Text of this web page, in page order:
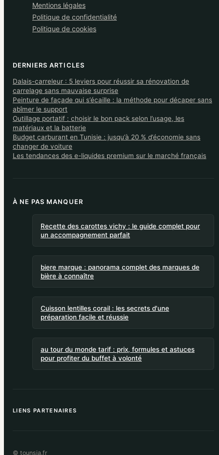
Mentions légales
Politique de confidentialité
Politique de cookies
DERNIERS ARTICLES
Dalais-carreleur : 5 leviers pour réussir sa rénovation de
carrelage sans mauvaise surprise
Peinture de façade qui s’écaille : la méthode pour décaper sans
abîmer le support
Outillage portatif : choisir le bon pack selon l’usage, les
matériaux et la batterie
Budget carburant en Tunisie : jusqu’à 20 % d’économie sans
changer de voiture
Les tendances des e-liquides premium sur le marché français
À NE PAS MANQUER
Recette des carottes vichy : le guide complet pour
un accompagnement parfait
biere marque : panorama complet des marques de
bière à connaître
Cuisson lentilles corail : les secrets d'une
préparation facile et réussie
au tour du monde tarif : prix, formules et astuces
pour profiter du buffet à volonté
LIENS PARTENAIRES
© tounsia.fr